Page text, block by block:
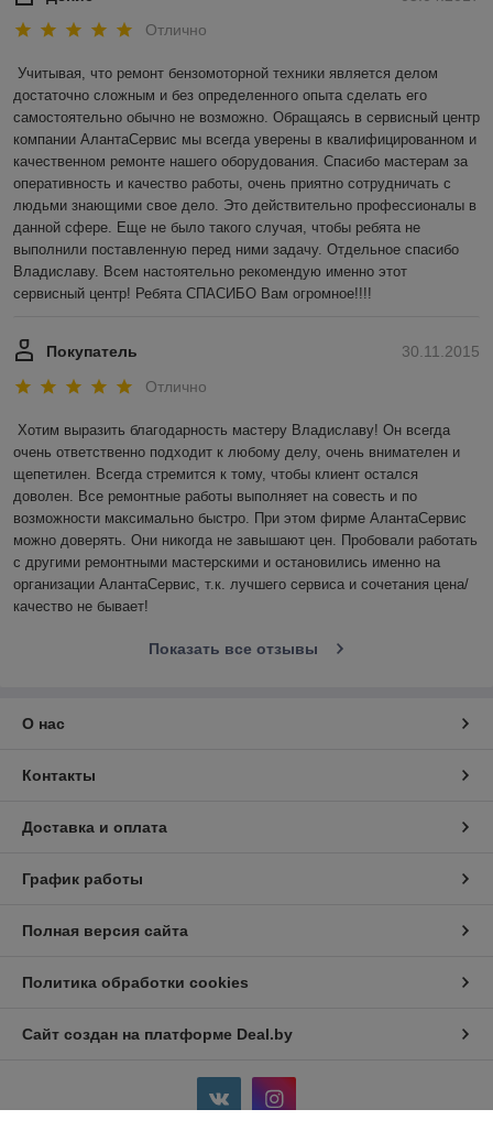
Отлично
Учитывая, что ремонт бензомоторной техники является делом
достаточно сложным и без определенного опыта сделать его
самостоятельно обычно не возможно. Обращаясь в сервисный центр
компании АлантаСервис мы всегда уверены в квалифицированном и
качественном ремонте нашего оборудования. Спасибо мастерам за
оперативность и качество работы, очень приятно сотрудничать с
людьми знающими свое дело. Это действительно профессионалы в
данной сфере. Еще не было такого случая, чтобы ребята не
выполнили поставленную перед ними задачу. Отдельное спасибо
Владиславу. Всем настоятельно рекомендую именно этот
сервисный центр! Ребята СПАСИБО Вам огромное!!!!
30.11.2015
Покупатель
Отлично
Хотим выразить благодарность мастеру Владиславу! Он всегда
очень ответственно подходит к любому делу, очень внимателен и
щепетилен. Всегда стремится к тому, чтобы клиент остался
доволен. Все ремонтные работы выполняет на совесть и по
возможности максимально быстро. При этом фирме АлантаСервис
можно доверять. Они никогда не завышают цен. Пробовали работать
с другими ремонтными мастерскими и остановились именно на
организации АлантаСервис, т.к. лучшего сервиса и сочетания цена/
качество не бывает!
Показать все отзывы
О нас
Контакты
Доставка и оплата
График работы
Полная версия сайта
Политика обработки cookies
Сайт создан на платформе Deal.by